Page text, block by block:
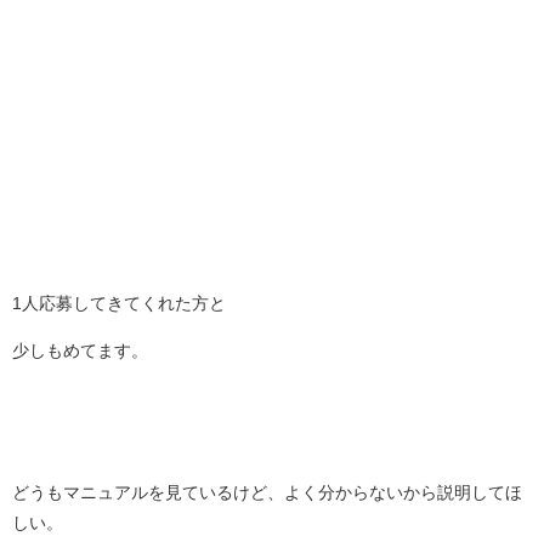
1人応募してきてくれた方と
少しもめてます。
どうもマニュアルを見ているけど、よく分からないから説明してほ
しい。